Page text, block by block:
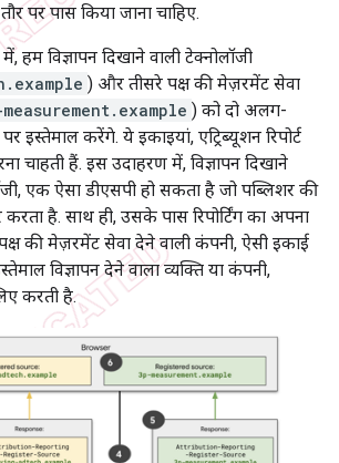
पर पास किया जाना चाहिए.
हम विज्ञापन दिखाने वाली टेक्नोलॉजी
) और तीसरे पक्ष की मेज़रमेंट सेवा
) को दो अलग-
इस्तेमाल करेंगे. ये इकाइयां, एट्रिब्यूशन रिपोर्ट
चाहती हैं. इस उदाहरण में, विज्ञापन दिखाने
एक ऐसा डीएसपी हो सकता है जो पब्लिशर की
करता है. साथ ही, उसके पास रिपोर्टिंग का अपना
पक्ष की मेज़रमेंट सेवा देने वाली कंपनी, ऐसी इकाई
विज्ञापन देने वाला व्यक्ति या कंपनी,
करती है.